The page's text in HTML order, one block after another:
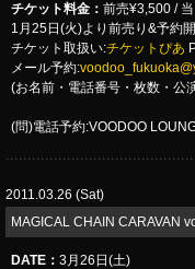
チケット料金： 前売¥3,500 /
1月25日(火)より前売り&予約
チケット取扱い:チケットぴあ
メール予約:
(お名前・電話番号・枚数・公
(問)電話予約:VOODOO
2011.03.26 (Sat)
MAGICAL CHAIN CARAVAN
DATE ： 3月26日(土)